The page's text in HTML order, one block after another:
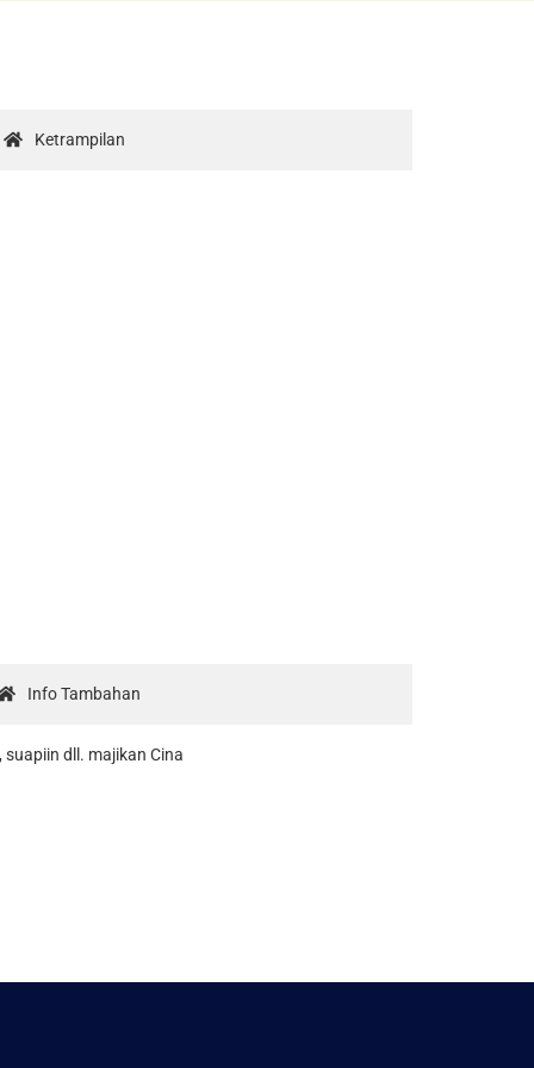
Ketrampilan
Info Tambahan
dll. majikan Cina